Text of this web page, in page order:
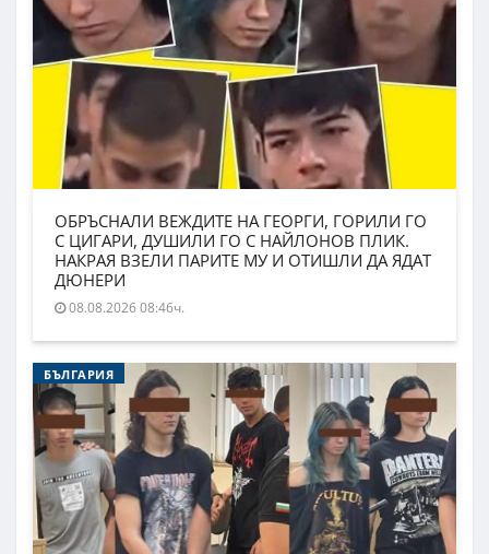
ОБРЪСНАЛИ ВЕЖДИТЕ НА ГЕОРГИ, ГОРИЛИ ГО
С ЦИГАРИ, ДУШИЛИ ГО С НАЙЛОНОВ ПЛИК.
НАКРАЯ ВЗЕЛИ ПАРИТЕ МУ И ОТИШЛИ ДА ЯДАТ
ДЮНЕРИ
08.08.2026 08:46ч.
БЪЛГАРИЯ